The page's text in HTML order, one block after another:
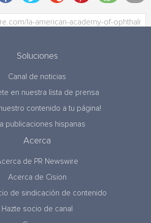
Soluciones
Canal de noticias
en nuestra lista de prensa
contenido a tu página!
publicaciones hispanas
Acerca
de PR Newswire
Acerca de Cision
de sindicación de contenido
Hazte socio de canal